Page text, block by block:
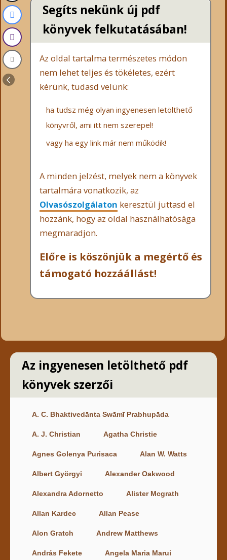
Segíts nekünk új pdf
könyvek felkutatásában!
Az oldal tartalma természetes módon
nem lehet teljes és tökéletes, ezért
kérünk, tudasd velünk:
ha tudsz még olyan ingyenesen letölthető
könyvről, ami itt nem szerepel!
vagy ha egy link már nem működik!
A minden jelzést, melyek nem a könyvek
tartalmára vonatkozik, az
Olvasószolgálaton keresztül juttasd el
hozzánk, hogy az oldal használhatósága
megmaradjon.
Előre is köszönjük a megértő és
támogató hozzáállást!
Az ingyenesen letölthető pdf
könyvek szerzői
A. C. Bhaktivedānta Swāmī Prabhupāda
A. J. Christian Agatha Christie
Agnes Golenya Purisaca Alan W. Watts
Albert Györgyi Alexander Oakwood
Alexandra Adornetto Alister Mcgrath
Allan Kardec Allan Pease
Alon Gratch Andrew Matthews
András Fekete Angela Maria Marui